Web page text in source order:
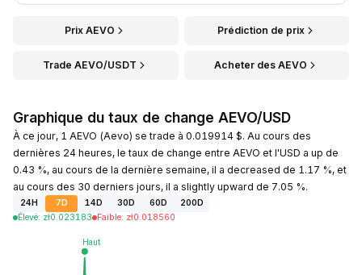
Prix AEVO Prédiction de prix
Trade AEVO/USDT Acheter des AEVO
Graphique du taux de change AEVO/USD
À ce jour, 1 AEVO (Aevo) se trade à 0.019914 $. Au cours des
dernières 24 heures, le taux de change entre AEVO et l'USD a up de
0.43 %, au cours de la dernière semaine, il a decreased de 1.17 %, et
au cours des 30 derniers jours, il a slightly upward de 7.05 %.
24H 7D 14D 30D 60D
200D
Élevé: zł0.023183 Faible: zł0.018560